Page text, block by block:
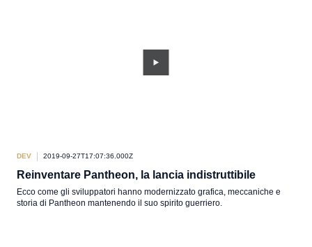
DEV 2019-09-27T17:07:36.000Z
Reinventare Pantheon, la lancia indistruttibile
Ecco come gli sviluppatori hanno modernizzato grafica, meccaniche e
storia di Pantheon mantenendo il suo spirito guerriero.